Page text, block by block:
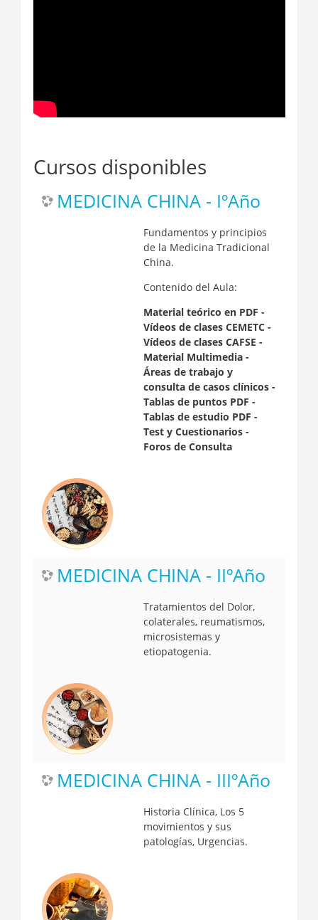
Cursos disponibles
MEDICINA CHINA - IºAño
Fundamentos y principios
de la Medicina Tradicional
China.
Contenido del Aula:
Material teórico en PDF -
Vídeos de clases CEMETC -
Vídeos de clases CAFSE -
Material Multimedia -
Áreas de trabajo y
consulta de casos clínicos -
Tablas de puntos PDF -
Tablas de estudio PDF -
Test y Cuestionarios -
Foros de Consulta
MEDICINA CHINA - IIºAño
Tratamientos del Dolor,
colaterales, reumatismos,
microsistemas y
etiopatogenia.
MEDICINA CHINA - IIIºAño
Historia Clínica, Los 5
movimientos y sus
patologías, Urgencias.